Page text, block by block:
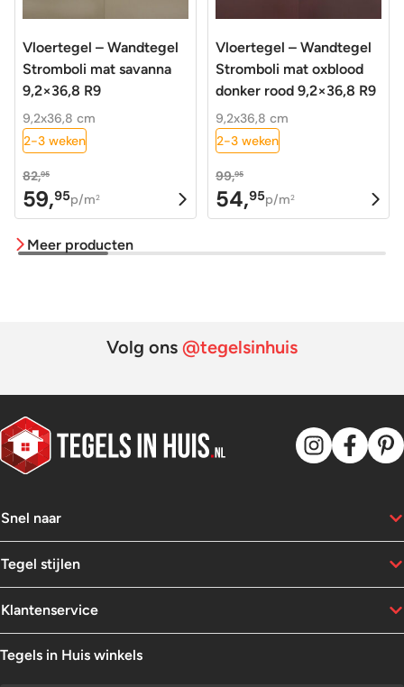
Vloertegel – Wandtegel
Stromboli mat savanna
9,2×36,8 R9
9,2x36,8 cm
2-3 weken
82,95
Oorspronkelijke
prijs
was:
59,95
Huidige
prijs
is:
p/m2
Vloertegel – Wandtegel
Stromboli mat oxblood
donker rood 9,2×36,8 R9
9,2x36,8 cm
2-3 weken
99,95
Oorspronkelijke
prijs
54,95
Huidige
prijs
p/m2
Meer producten
Volg ons @tegelsinhuis
Snel naar
Tegel stijlen
Klantenservice
Tegels in Huis winkels